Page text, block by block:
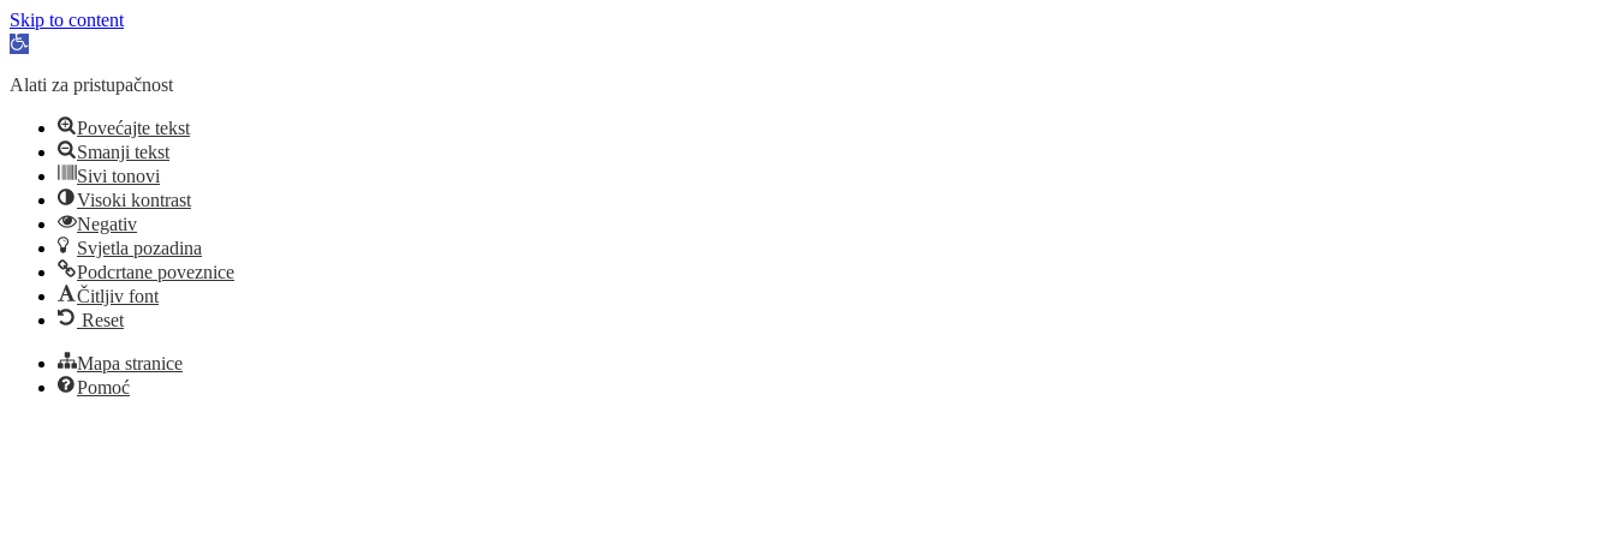
Skip to content
Open
Alati za pristupačnost
Povećajte tekst
Smanji tekst
Sivi tonovi
Visoki kontrast
Negativ
Svjetla pozadina
Podcrtane poveznice
Čitljiv font
Reset
Mapa stranice
Pomoć